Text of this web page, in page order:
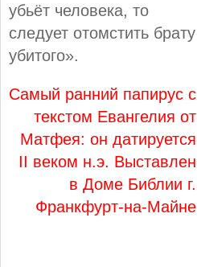
убьёт человека, то
следует отомстить брату
убитого».
Самый ранний папирус с
текстом Евангелия от
Матфея: он датируется
II веком н.э. Выставлен
в Доме Библии г.
Франкфурт-на-Майне